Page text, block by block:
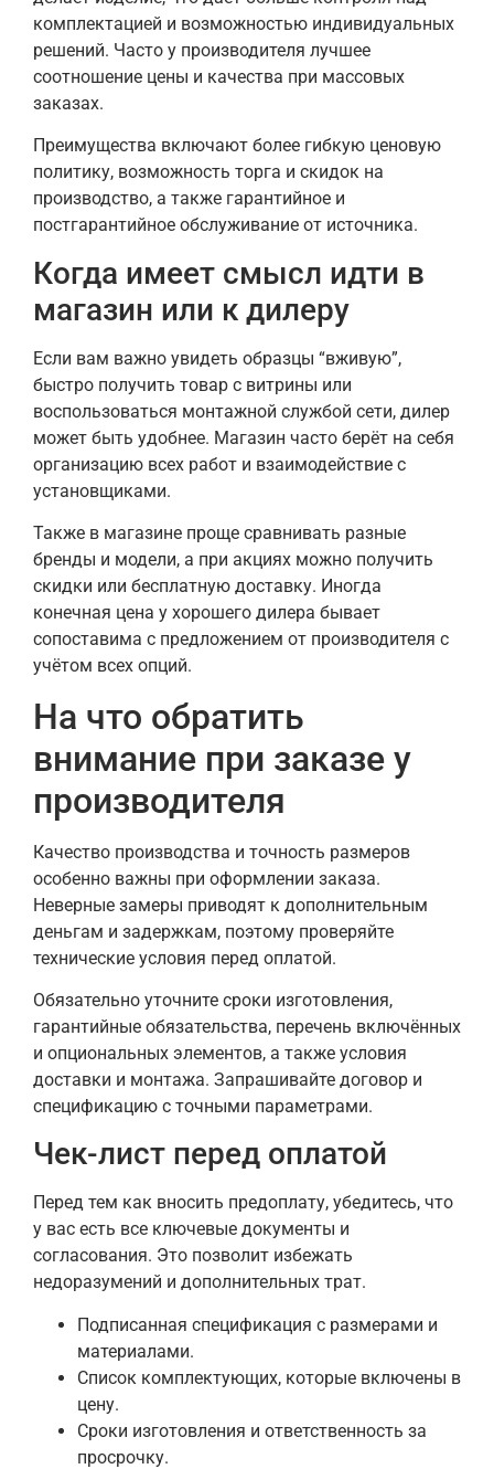
комплектацией и возможностью индивидуальных
решений. Часто у производителя лучшее
соотношение цены и качества при массовых
заказах.
Преимущества включают более гибкую ценовую
политику, возможность торга и скидок на
производство, а также гарантийное и
постгарантийное обслуживание от источника.
Когда имеет смысл идти в
магазин или к дилеру
Если вам важно увидеть образцы “вживую”,
быстро получить товар с витрины или
воспользоваться монтажной службой сети, дилер
может быть удобнее. Магазин часто берёт на себя
организацию всех работ и взаимодействие с
установщиками.
Также в магазине проще сравнивать разные
бренды и модели, а при акциях можно получить
скидки или бесплатную доставку. Иногда
конечная цена у хорошего дилера бывает
сопоставима с предложением от производителя с
учётом всех опций.
На что обратить
внимание при заказе у
производителя
Качество производства и точность размеров
особенно важны при оформлении заказа.
Неверные замеры приводят к дополнительным
деньгам и задержкам, поэтому проверяйте
технические условия перед оплатой.
Обязательно уточните сроки изготовления,
гарантийные обязательства, перечень включённых
и опциональных элементов, а также условия
доставки и монтажа. Запрашивайте договор и
спецификацию с точными параметрами.
Чек-лист перед оплатой
Перед тем как вносить предоплату, убедитесь, что
у вас есть все ключевые документы и
согласования. Это позволит избежать
недоразумений и дополнительных трат.
Подписанная спецификация с размерами и
материалами.
Список комплектующих, которые включены в
цену.
Сроки изготовления и ответственность за
просрочку.